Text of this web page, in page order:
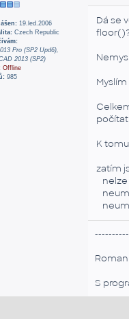
19.led.2006
Czech Republic
Pro (SP2 Upd6),
2013 (SP2)
Offline
985
Dá se
K
zatím
nelze
S